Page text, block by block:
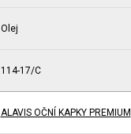
Olej
114-17/C
ALAVIS OČNÍ KAPKY PREMIUM